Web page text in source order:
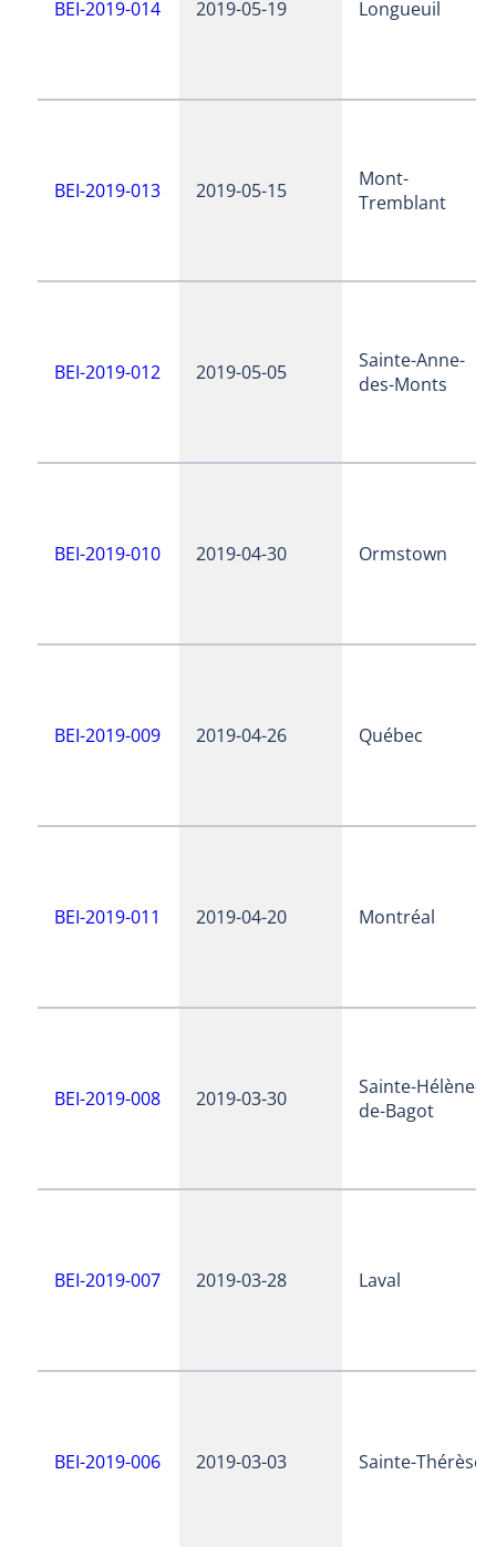
BEI-2019-014 2019-05-19 Longueuil
BEI-2019-013 2019-05-15
Mont-
Tremblant
BEI-2019-012 2019-05-05
Sainte-Anne-
des-Monts
BEI-2019-010 2019-04-30 Ormstown
BEI-2019-009 2019-04-26 Québec
BEI-2019-011 2019-04-20 Montréal
BEI-2019-008 2019-03-30
Sainte-Hélène-
de-Bagot
BEI-2019-007 2019-03-28 Laval
BEI-2019-006 2019-03-03 Sainte-Thérèse